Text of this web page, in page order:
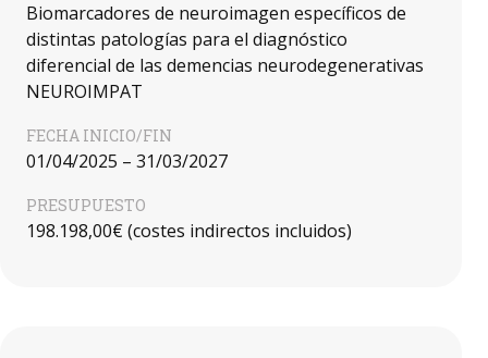
Biomarcadores de neuroimagen específicos de
distintas patologías para el diagnóstico
diferencial de las demencias neurodegenerativas
NEUROIMPAT
FECHA INICIO/FIN
01/04/2025 – 31/03/2027
PRESUPUESTO
198.198,00€ (costes indirectos incluidos)